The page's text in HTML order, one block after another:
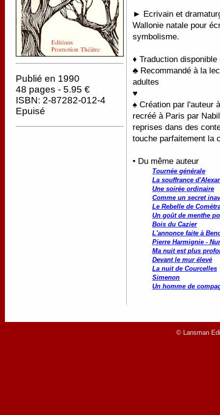
Publié en 1990
48 pages - 5.95 €
ISBN: 2-87282-012-4
Epuisé
► Ecrivain et
Wallonie natale pour
symbolisme.
♦ Traduction
♣ Recommandé à la
adultes
♥
♠ Création par l'auteur
recréé à Paris par
reprises dans des
touche parfaitement la
• Du même auteur
Tournée générale
La souffrance
Une soirée ordinaire
Comme un secret
Le Rebelle de
Un goût de menthe
Bois du Cazier
L'annonce faite à
Pierre Harmignie -
Ma nuit est plus
Devant le mur élevé
La nuit de Courcelles
Simenon
Un homme de
© Lansman